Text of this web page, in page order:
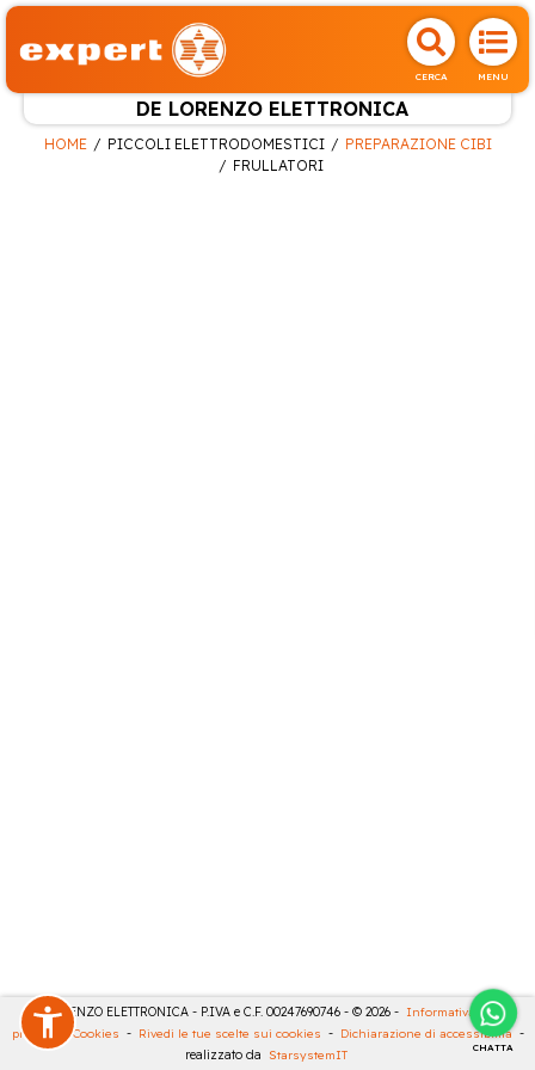
CERCA MENU
DE LORENZO ELETTRONICA
CHATTA
HOME PICCOLI ELETTRODOMESTICI
PREPARAZIONE CIBI
FRULLATORI
DE LORENZO ELETTRONICA - P.IVA e C.F. 00247690746 - © 2026 - Informativa sulla
privacy
Cookies - Rivedi le tue scelte sui cookies - Dichiarazione di accessibilità -
realizzato da StarsystemIT